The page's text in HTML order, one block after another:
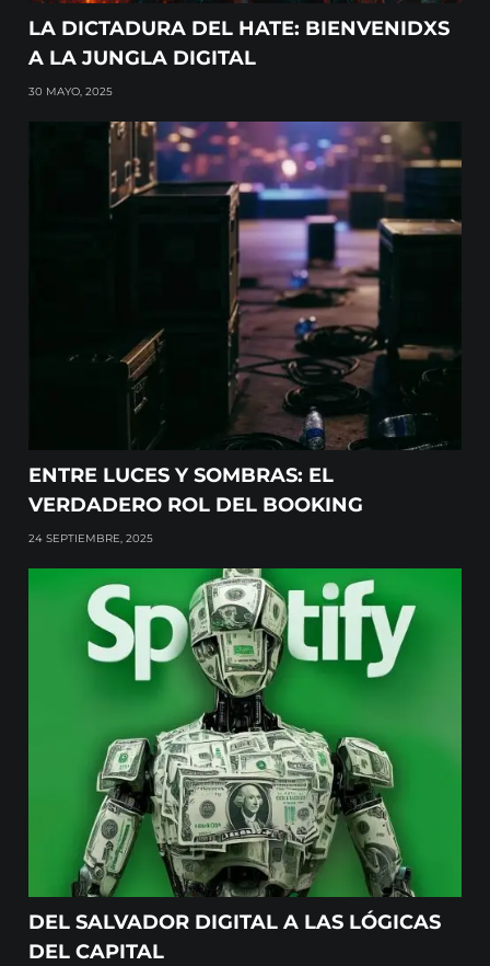
LA DICTADURA DEL HATE: BIENVENIDXS
A LA JUNGLA DIGITAL
30 MAYO, 2025
ENTRE LUCES Y SOMBRAS: EL
VERDADERO ROL DEL BOOKING
24 SEPTIEMBRE, 2025
DEL SALVADOR DIGITAL A LAS LÓGICAS
DEL CAPITAL